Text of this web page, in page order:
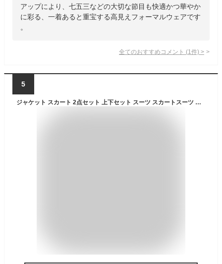
アップにより、七五三などの大切な節目も快適かつ華やか
に彩る、一着あると重宝する高見えフォーマルウェアです
。
全てのおすすめコメント (1 件) >
5
ジャケット スカート 2点セット 上下セット スーツ スカートスーツ レディース セミフォーマル セレモニー スーツ ママスーツ 子供スーツ スーツジャケット プリーツスカート フレアスカート フォーマルスーツ 大きいサイズ S/M/L 洗濯可 きれいめ 可愛い 春夏 秋冬 春秋